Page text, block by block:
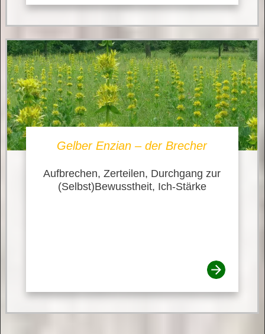
Gelber Enzian – der Brecher
Aufbrechen, Zerteilen, Durchgang zur
(Selbst)Bewusstheit, Ich-Stärke